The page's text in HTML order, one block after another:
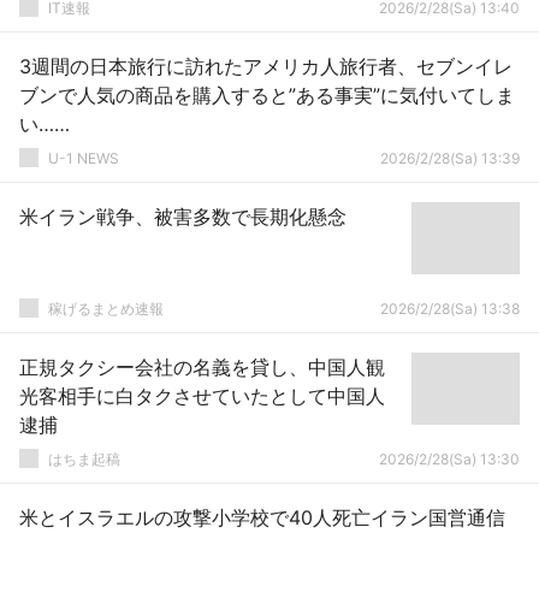
IT速報 2026/2/28(Sa) 13:40
3週間の日本旅行に訪れたアメリカ人旅行者、セブンイレ
ブンで人気の商品を購入すると”ある事実”に気付いてしま
い……
U-1 NEWS 2026/2/28(Sa) 13:39
米イラン戦争、被害多数で長期化懸念
稼げるまとめ速報 2026/2/28(Sa) 13:38
正規タクシー会社の名義を貸し、中国人観
光客相手に白タクさせていたとして中国人
逮捕
はちま起稿 2026/2/28(Sa) 13:30
米とイスラエルの攻撃小学校で40人死亡イラン国営通信